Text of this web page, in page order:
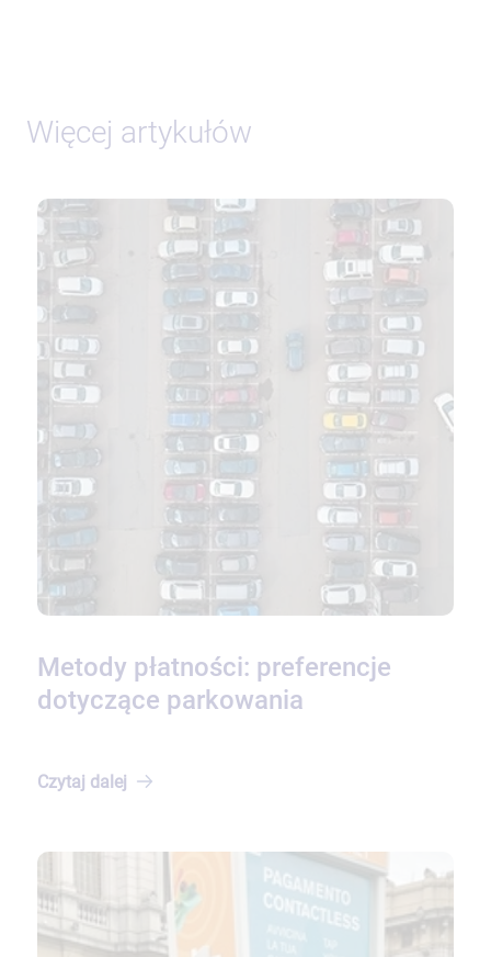
Więcej artykułów
Metody płatności: preferencje
dotyczące parkowania
Czytaj dalej